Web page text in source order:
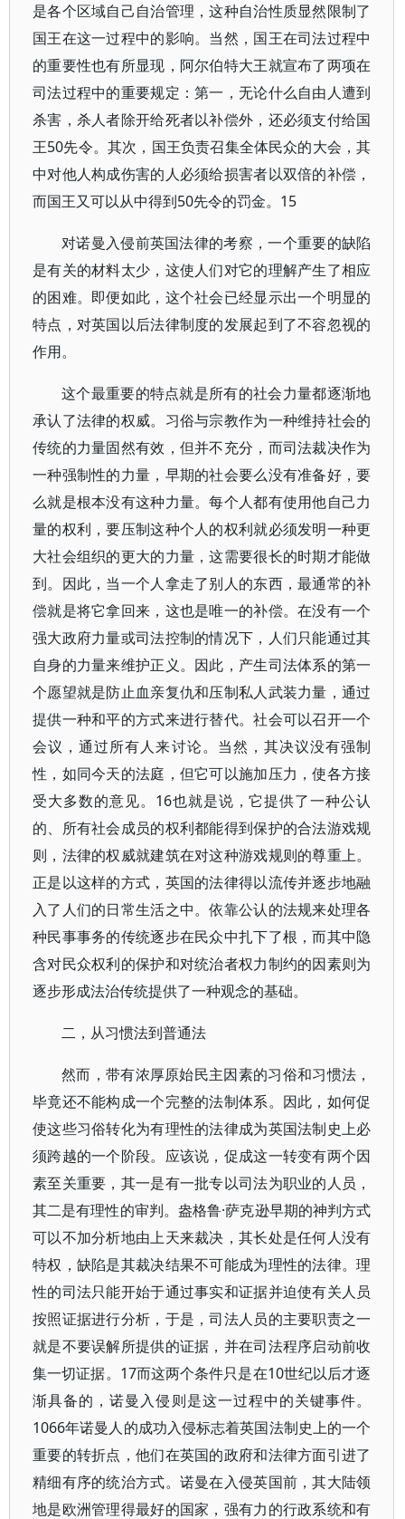
是各个区域自己自治管理，这种自治性质显然限制了
国王在这一过程中的影响。当然，国王在司法过程中
的重要性也有所显现，阿尔伯特大王就宣布了两项在
司法过程中的重要规定：第一，无论什么自由人遭到
杀害，杀人者除开给死者以补偿外，还必须支付给国
王50先令。其次，国王负责召集全体民众的大会，其
中对他人构成伤害的人必须给损害者以双倍的补偿，
而国王又可以从中得到50先令的罚金。15
对诺曼入侵前英国法律的考察，一个重要的缺陷
是有关的材料太少，这使人们对它的理解产生了相应
的困难。即便如此，这个社会已经显示出一个明显的
特点，对英国以后法律制度的发展起到了不容忽视的
作用。
这个最重要的特点就是所有的社会力量都逐渐地
承认了法律的权威。习俗与宗教作为一种维持社会的
传统的力量固然有效，但并不充分，而司法裁决作为
一种强制性的力量，早期的社会要么没有准备好，要
么就是根本没有这种力量。每个人都有使用他自己力
量的权利，要压制这种个人的权利就必须发明一种更
大社会组织的更大的力量，这需要很长的时期才能做
到。因此，当一个人拿走了别人的东西，最通常的补
偿就是将它拿回来，这也是唯一的补偿。在没有一个
强大政府力量或司法控制的情况下，人们只能通过其
自身的力量来维护正义。因此，产生司法体系的第一
个愿望就是防止血亲复仇和压制私人武装力量，通过
提供一种和平的方式来进行替代。社会可以召开一个
会议，通过所有人来讨论。当然，其决议没有强制
性，如同今天的法庭，但它可以施加压力，使各方接
受大多数的意见。16也就是说，它提供了一种公认
的、所有社会成员的权利都能得到保护的合法游戏规
则，法律的权威就建筑在对这种游戏规则的尊重上。
正是以这样的方式，英国的法律得以流传并逐步地融
入了人们的日常生活之中。依靠公认的法规来处理各
种民事事务的传统逐步在民众中扎下了根，而其中隐
含对民众权利的保护和对统治者权力制约的因素则为
逐步形成法治传统提供了一种观念的基础。
二，从习惯法到普通法
然而，带有浓厚原始民主因素的习俗和习惯法，
毕竟还不能构成一个完整的法制体系。因此，如何促
使这些习俗转化为有理性的法律成为英国法制史上必
须跨越的一个阶段。应该说，促成这一转变有两个因
素至关重要，其一是有一批专以司法为职业的人员，
其二是有理性的审判。盎格鲁·萨克逊早期的神判方式
可以不加分析地由上天来裁决，其长处是任何人没有
特权，缺陷是其裁决结果不可能成为理性的法律。理
性的司法只能开始于通过事实和证据并迫使有关人员
按照证据进行分析，于是，司法人员的主要职责之一
就是不要误解所提供的证据，并在司法程序启动前收
集一切证据。17而这两个条件只是在10世纪以后才逐
渐具备的，诺曼入侵则是这一过程中的关键事件。
1066年诺曼人的成功入侵标志着英国法制史上的一个
重要的转折点，他们在英国的政府和法律方面引进了
精细有序的统治方式。诺曼在入侵英国前，其大陆领
地是欧洲管理得最好的国家，强有力的行政系统和有